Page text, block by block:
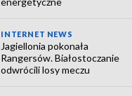
INTERNET NEWS
Jagiellonia pokonała
Rangersów. Białostoczanie
odwrócili losy meczu